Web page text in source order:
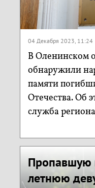
04 Декабря 2023, 11:24
В Оленинском
обнаружили
памяти
Отечества. Об
служба
Пропавшую
летнюю